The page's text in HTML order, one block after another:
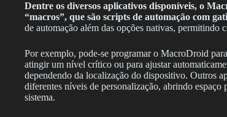
Dentre os diversos aplicativos disponíveis, o
“macros”, que são scripts de automação com
de automação além das opções nativas, permitindo
Por exemplo, pode-se programar o MacroDroid
atingir um nível crítico ou para ajustar
dependendo da localização do dispositivo. Outros
diferentes níveis de personalização, abrindo espaço
sistema.